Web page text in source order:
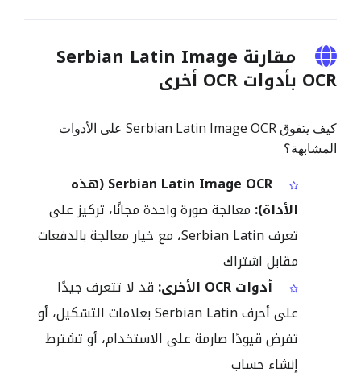
مقارنة Serbian Latin Image
OCR بأدوات OCR أخرى
كيف يتفوق Serbian Latin Image OCR على الأدوات
المشابهة؟
Serbian Latin Image OCR (هذه
الأداة): معالجة صورة واحدة مجانًا، تركيز على
تعرف Serbian Latin، مع خيار معالجة بالدفعات
مقابل اشتراك
أدوات OCR الأخرى:
قد لا تتعرف جيدًا
على أحرف Serbian Latin بعلامات التشكيل، أو
تفرض قيودًا صارمة على الاستخدام، أو تشترط
إنشاء حساب